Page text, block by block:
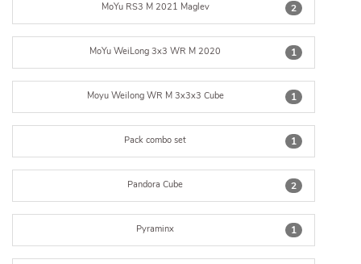
2
MoYu RS3 M 2021 Maglev
1
MoYu WeiLong 3x3 WR M 2020
1
Moyu Weilong WR M 3x3x3 Cube
1
Pack combo set
2
Pandora Cube
1
Pyraminx